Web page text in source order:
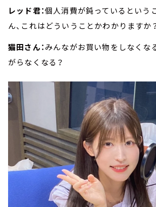
レッド君：個人消費が鈍っているというこ
ん、これはどういうことかわかりますか
猫田さん：みんながお買い物をしなくな
がらなくなる？